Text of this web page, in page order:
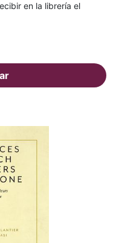
en la librería el